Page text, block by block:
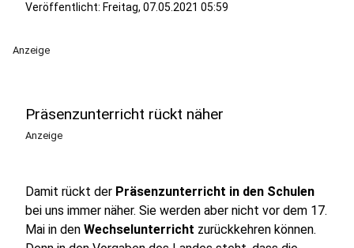
Veröffentlicht: Freitag, 07.05.2021 05:59
Anzeige
Präsenzunterricht rückt näher
Anzeige
Damit rückt der Präsenzunterricht in den Schulen
bei uns immer näher. Sie werden aber nicht vor dem 17.
Mai in den Wechselunterricht zurückkehren können.